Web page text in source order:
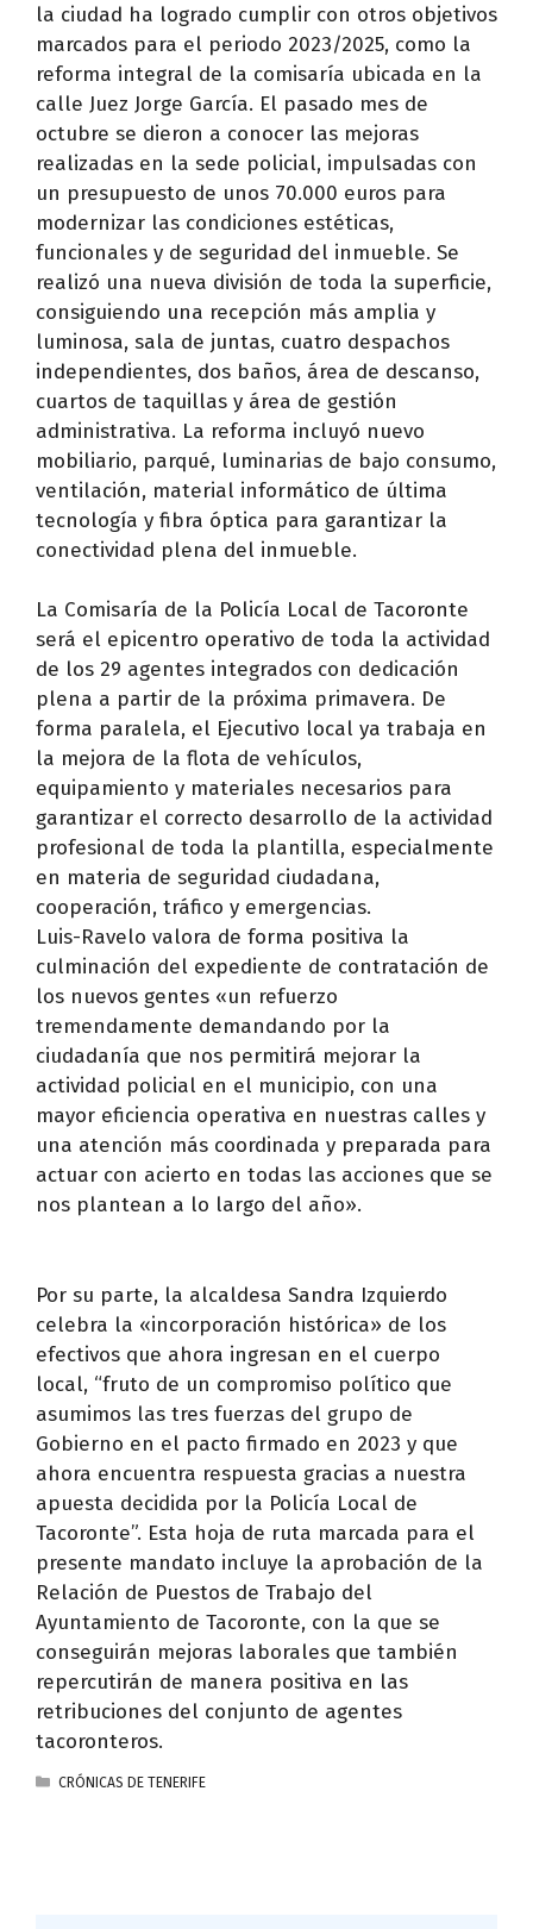
la ciudad ha logrado cumplir con otros objetivos
marcados para el periodo 2023/2025, como la
reforma integral de la comisaría ubicada en la
calle Juez Jorge García. El pasado mes de
octubre se dieron a conocer las mejoras
realizadas en la sede policial, impulsadas con
un presupuesto de unos 70.000 euros para
modernizar las condiciones estéticas,
funcionales y de seguridad del inmueble. Se
realizó una nueva división de toda la superficie,
consiguiendo una recepción más amplia y
luminosa, sala de juntas, cuatro despachos
independientes, dos baños, área de descanso,
cuartos de taquillas y área de gestión
administrativa. La reforma incluyó nuevo
mobiliario, parqué, luminarias de bajo consumo,
ventilación, material informático de última
tecnología y fibra óptica para garantizar la
conectividad plena del inmueble.
La Comisaría de la Policía Local de Tacoronte
será el epicentro operativo de toda la actividad
de los 29 agentes integrados con dedicación
plena a partir de la próxima primavera. De
forma paralela, el Ejecutivo local ya trabaja en
la mejora de la flota de vehículos,
equipamiento y materiales necesarios para
garantizar el correcto desarrollo de la actividad
profesional de toda la plantilla, especialmente
en materia de seguridad ciudadana,
cooperación, tráfico y emergencias.
Luis-Ravelo valora de forma positiva la
culminación del expediente de contratación de
los nuevos gentes «un refuerzo
tremendamente demandando por la
ciudadanía que nos permitirá mejorar la
actividad policial en el municipio, con una
mayor eficiencia operativa en nuestras calles y
una atención más coordinada y preparada para
actuar con acierto en todas las acciones que se
nos plantean a lo largo del año».
Por su parte, la alcaldesa Sandra Izquierdo
celebra la «incorporación histórica» de los
efectivos que ahora ingresan en el cuerpo
local, “fruto de un compromiso político que
asumimos las tres fuerzas del grupo de
Gobierno en el pacto firmado en 2023 y que
ahora encuentra respuesta gracias a nuestra
apuesta decidida por la Policía Local de
Tacoronte”. Esta hoja de ruta marcada para el
presente mandato incluye la aprobación de la
Relación de Puestos de Trabajo del
Ayuntamiento de Tacoronte, con la que se
conseguirán mejoras laborales que también
repercutirán de manera positiva en las
retribuciones del conjunto de agentes
tacoronteros.
CATEGORÍAS
CRÓNICAS DE TENERIFE